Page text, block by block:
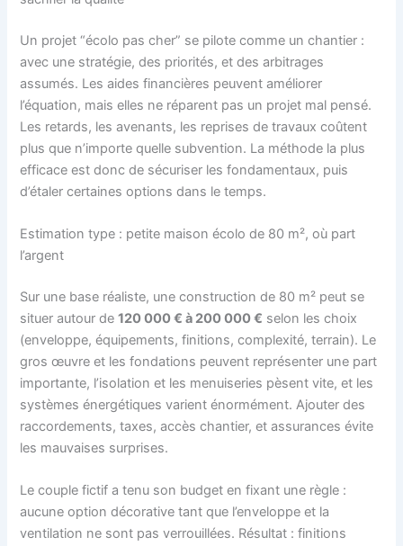
Un projet “écolo pas cher” se pilote comme un chantier :
avec une stratégie, des priorités, et des arbitrages
assumés. Les aides financières peuvent améliorer
l’équation, mais elles ne réparent pas un projet mal pensé.
Les retards, les avenants, les reprises de travaux coûtent
plus que n’importe quelle subvention. La méthode la plus
efficace est donc de sécuriser les fondamentaux, puis
d’étaler certaines options dans le temps.
Estimation type : petite maison écolo de 80 m², où part
l’argent
Sur une base réaliste, une construction de 80 m² peut se
situer autour de120 000 € à 200 000 € selon les choix
(enveloppe, équipements, finitions, complexité, terrain). Le
gros œuvre et les fondations peuvent représenter une part
importante, l’isolation et les menuiseries pèsent vite, et les
systèmes énergétiques varient énormément. Ajouter des
raccordements, taxes, accès chantier, et assurances évite
les mauvaises surprises.
Le couple fictif a tenu son budget en fixant une règle :
aucune option décorative tant que l’enveloppe et la
ventilation ne sont pas verrouillées. Résultat : finitions